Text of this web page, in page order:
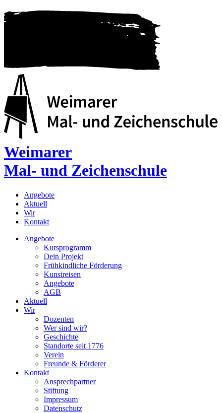
Weimarer
Mal- und Zeichenschule
Angebote
Aktuell
Wir
Kontakt
Angebote
Kursprogramm
Dein Projekt
Frühkindliche Förderung
Kunstreisen
Angebote
AGB
Aktuell
Wir
Dozenten
Wer sind wir?
Geschichte
Standorte seit 1776
Verein
Freunde & Förderer
Kontakt
Ansprechpartner
Stiftung
Impressum
Datenschutz